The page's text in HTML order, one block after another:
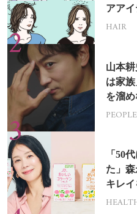
アアイ
HAIR
山本
は家
を溜
PEOPLE
「50
た」
キレイ